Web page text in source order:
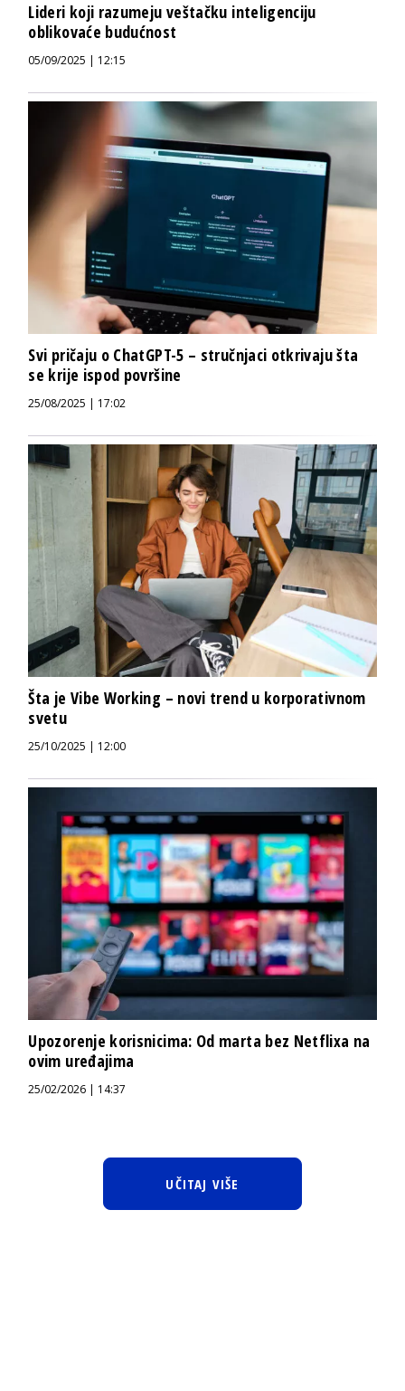
Lideri koji razumeju veštačku inteligenciju
oblikovaće budućnost
05/09/2025 | 12:15
Svi pričaju o ChatGPT-5 – stručnjaci otkrivaju šta
se krije ispod površine
25/08/2025 | 17:02
Šta je Vibe Working – novi trend u korporativnom
svetu
25/10/2025 | 12:00
Upozorenje korisnicima: Od marta bez Netflixa na
ovim uređajima
25/02/2026 | 14:37
UČITAJ VIŠE